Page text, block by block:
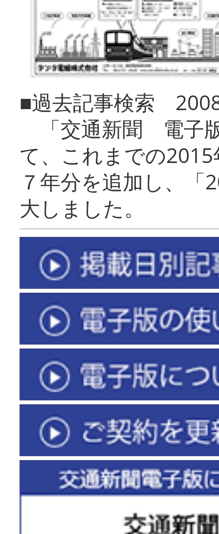
■過去記事検索
「交通新聞 電子
て、これまでの
７年分を追加し、「
大しまし